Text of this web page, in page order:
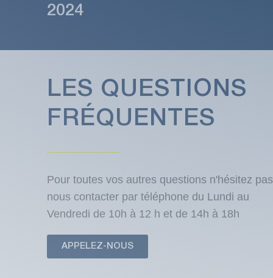
2024
LES QUESTIONS
FRÉQUENTES
Pour toutes vos autres questions n'hésitez
nous contacter par téléphone du Lundi au
Vendredi de 10h à 12 h et de 14h à 18h
APPELEZ-NOUS